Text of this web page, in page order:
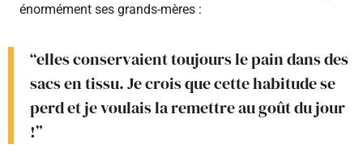
énormément ses grands-mères :
“elles conservaient toujours le pain dans des
sacs en tissu. Je crois que cette habitude se
perd et je voulais la remettre au goût du jour
!”